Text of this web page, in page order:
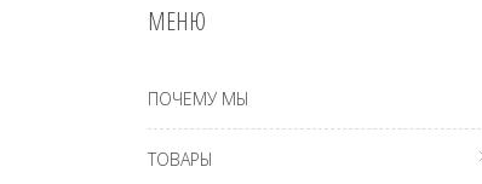
ПОЧЕМУ МЫ
ТОВАРЫ